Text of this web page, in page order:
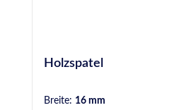
Holzspatel
Breite: 16 mm